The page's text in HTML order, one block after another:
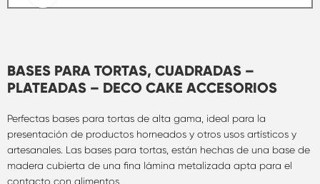
BASES PARA TORTAS, CUADRADAS –
PLATEADAS – DECO CAKE ACCESORIOS
Perfectas bases para tortas de alta gama, ideal para la
presentación de productos horneados y otros usos artísticos y
artesanales. Las bases para tortas, están hechas de una base de
madera cubierta de una fina lámina metalizada apta para el
contacto con alimentos.